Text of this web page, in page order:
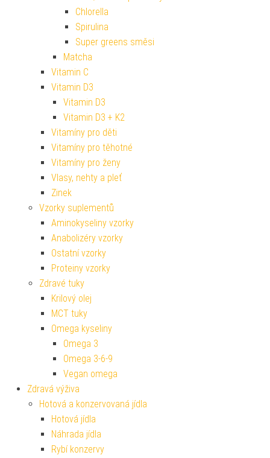
Chlorella
Spirulina
Super greens směsi
Matcha
Vitamin C
Vitamin D3
Vitamin D3
Vitamin D3 + K2
Vitamíny pro děti
Vitamíny pro těhotné
Vitamíny pro ženy
Vlasy, nehty a pleť
Zinek
Vzorky suplementů
Aminokyseliny vzorky
Anabolizéry vzorky
Ostatní vzorky
Proteiny vzorky
Zdravé tuky
Krilový olej
MCT tuky
Omega kyseliny
Omega 3
Omega 3-6-9
Vegan omega
Zdravá výživa
Hotová a konzervovaná jídla
Hotová jídla
Náhrada jídla
Rybí konzervy